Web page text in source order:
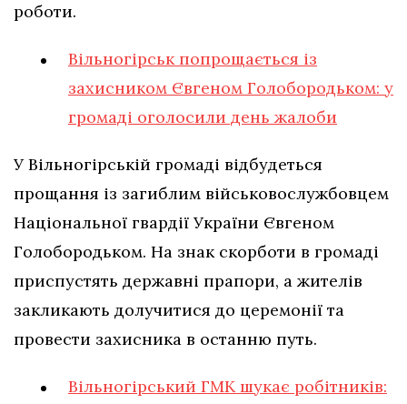
роботи.
Вільногірськ попрощається із
захисником Євгеном Голобородьком: у
громаді оголосили день жалоби
У Вільногірській громаді відбудеться
прощання із загиблим військовослужбовцем
Національної гвардії України Євгеном
Голобородьком. На знак скорботи в громаді
приспустять державні прапори, а жителів
закликають долучитися до церемонії та
провести захисника в останню путь.
Вільногірський ГМК шукає робітників: